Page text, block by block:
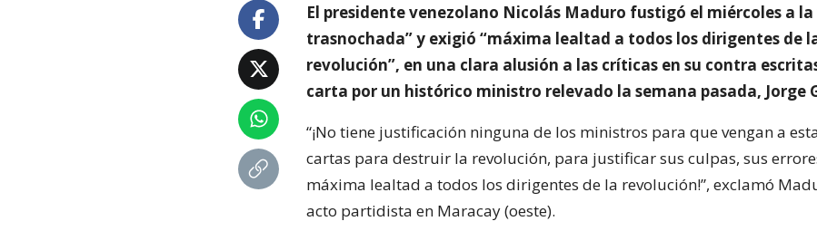
El presidente venezolano Nicolás Maduro fustigó el miércoles a
trasnochada” y exigió “máxima lealtad a todos los dirigentes de
revolución”, en una clara alusión a las críticas en su contra
carta por un histórico ministro relevado la semana pasada, Jorge
“¡No tiene justificación ninguna de los ministros para que vengan a
cartas para destruir la revolución, para justificar sus culpas, sus
máxima lealtad a todos los dirigentes de la revolución!”, exclamó
acto partidista en Maracay (oeste).